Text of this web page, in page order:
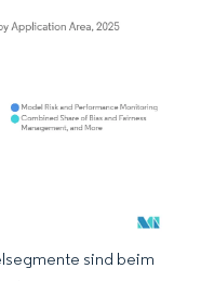
erfordert Namensnennung
sind beim